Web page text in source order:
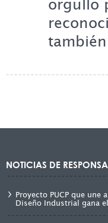
orgullo
NOTICIAS DE
Proyecto PUCP que une
Diseño Industrial gana